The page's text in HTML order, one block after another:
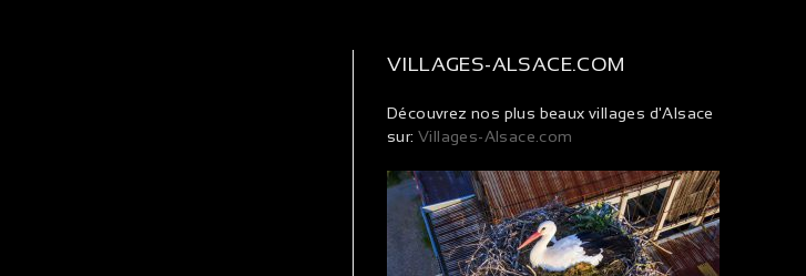
VILLAGES-ALSACE.COM
Découvrez nos plus beaux villages d'Alsace
sur: Villages-Alsace.com